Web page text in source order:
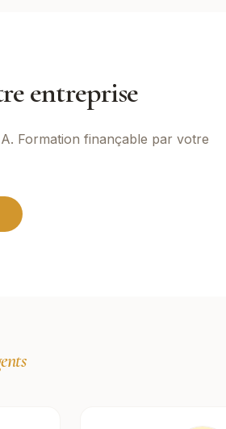
entreprise
Formation finançable par votre